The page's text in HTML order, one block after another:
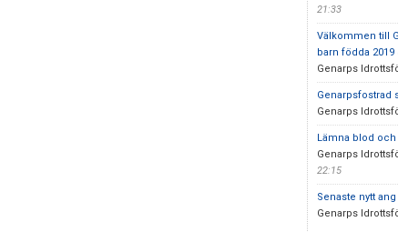
21:33
Välkommen till
barn födda 2019
Genarps
Genarpsfostrad
Genarps
Lämna blod och
Genarps
22:15
Senaste nytt
Genarps